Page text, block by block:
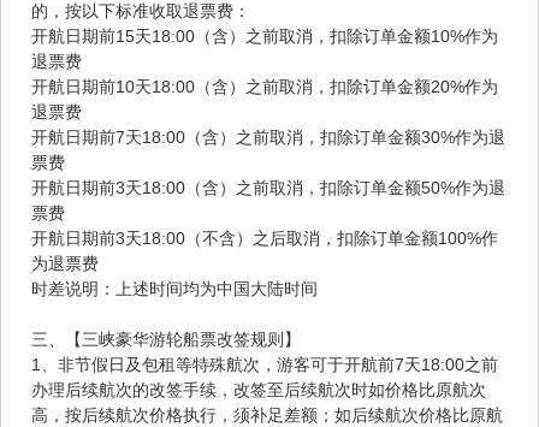
的，按以下标准收取退票费：
开航日期前15天18:00（含）之前取消，扣除订单金额10%作为
退票费
开航日期前10天18:00（含）之前取消，扣除订单金额20%作为
退票费
开航日期前7天18:00（含）之前取消，扣除订单金额30%作为退
票费
开航日期前3天18:00（含）之前取消，扣除订单金额50%作为退
票费
开航日期前3天18:00（不含）之后取消，扣除订单金额100%作
为退票费
时差说明：上述时间均为中国大陆时间
三、【三峡豪华游轮船票改签规则】
1、非节假日及包租等特殊航次，游客可于开航前7天18:00之前
办理后续航次的改签手续，改签至后续航次时如价格比原航次
高，按后续航次价格执行，须补足差额；如后续航次价格比原航